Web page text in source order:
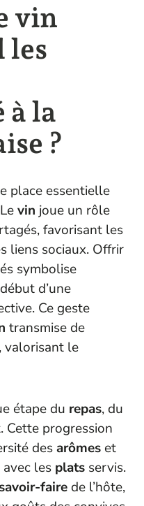
vin
les
la
?
place essentielle
vin joue un rôle
favorisant les
liens sociaux. Offrir
symbolise
d’une
Ce geste
transmise de
valorisant le
étape du repas, du
Cette progression
desarômes et
les plats servis.
savoir-faire de l’hôte,